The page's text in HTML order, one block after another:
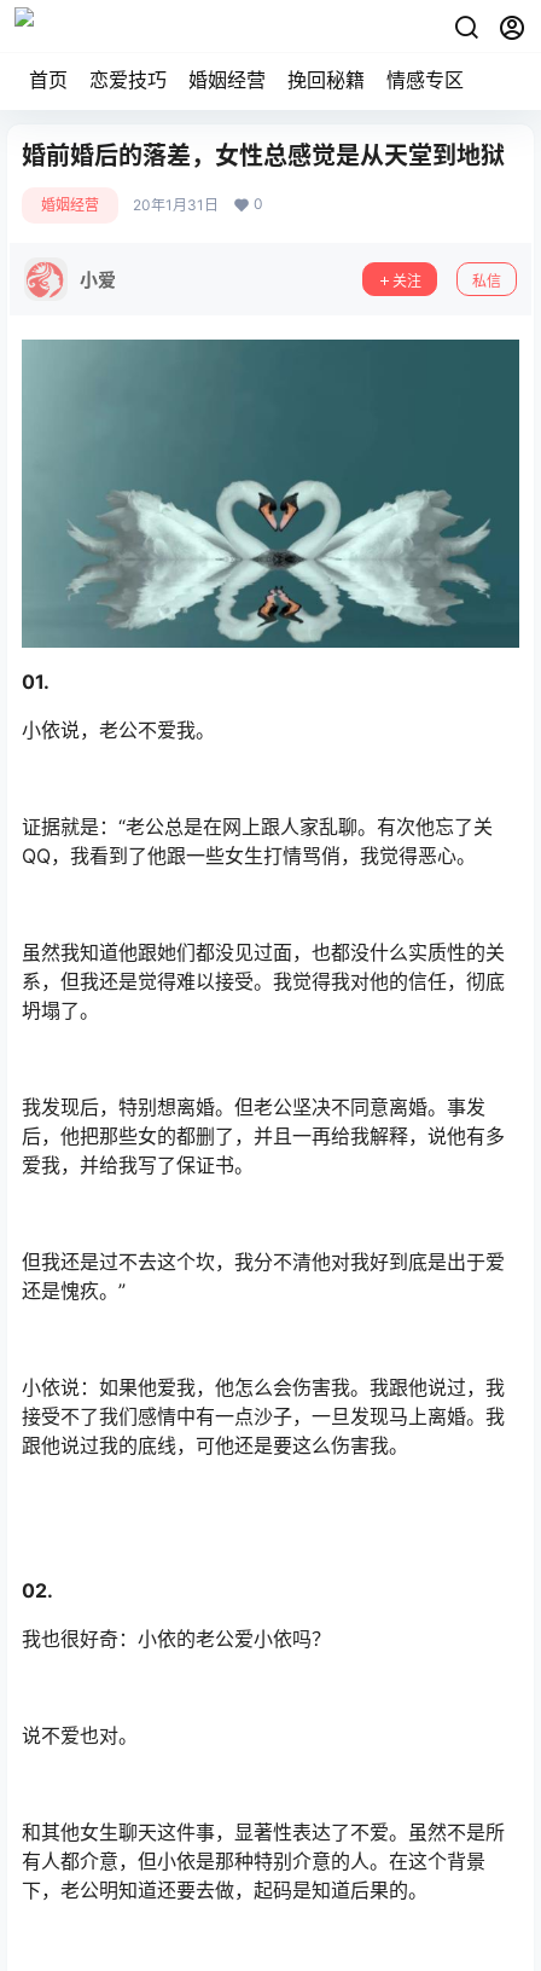
首页 恋爱技巧 婚姻经营 挽回秘籍 情感专区
婚前婚后的落差，女性总感觉是从天堂到地狱
婚姻经营 20年1月31日 0
小爱 关注 私信
01.
小依说，老公不爱我。
证据就是：“老公总是在网上跟人家乱聊。有次他忘了关
QQ，我看到了他跟一些女生打情骂俏，我觉得恶心。
虽然我知道他跟她们都没见过面，也都没什么实质性的关
系，但我还是觉得难以接受。我觉得我对他的信任，彻底
坍塌了。
我发现后，特别想离婚。但老公坚决不同意离婚。事发
后，他把那些女的都删了，并且一再给我解释，说他有多
爱我，并给我写了保证书。
但我还是过不去这个坎，我分不清他对我好到底是出于爱
还是愧疚。”
小依说：如果他爱我，他怎么会伤害我。我跟他说过，我
接受不了我们感情中有一点沙子，一旦发现马上离婚。我
跟他说过我的底线，可他还是要这么伤害我。
02.
我也很好奇：小依的老公爱小依吗？
说不爱也对。
和其他女生聊天这件事，显著性表达了不爱。虽然不是所
有人都介意，但小依是那种特别介意的人。在这个背景
下，老公明知道还要去做，起码是知道后果的。